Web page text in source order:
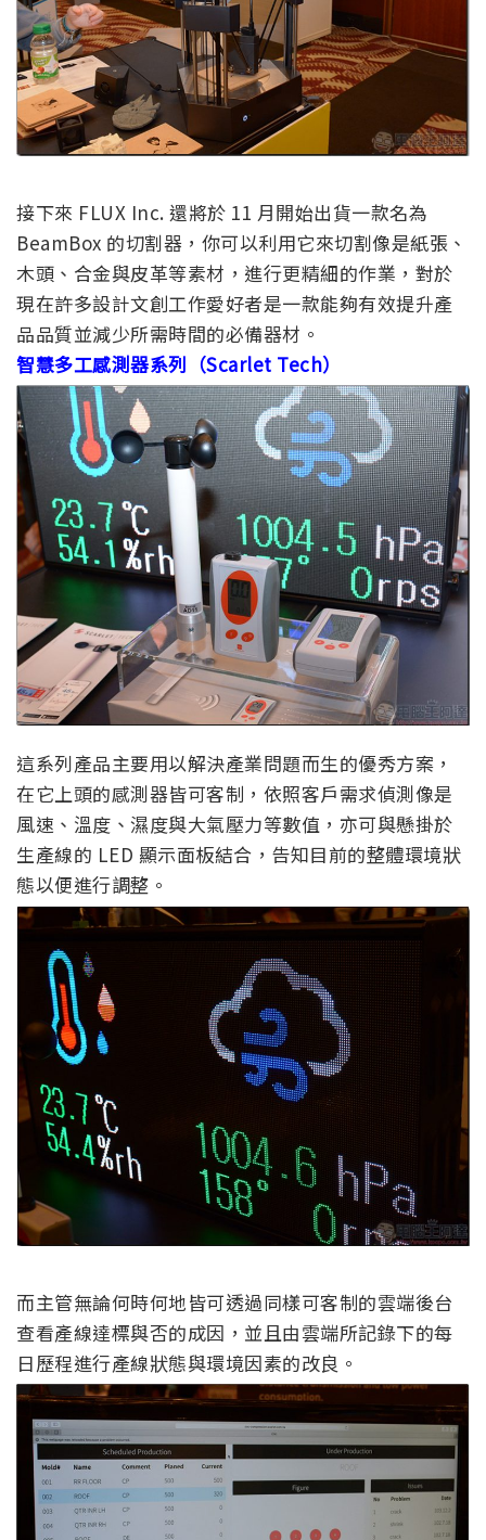
接下來 FLUX Inc. 還將於 11 月開始出貨一款名為
BeamBox 的切割器，你可以利用它來切割像是紙張、
木頭、合金與皮革等素材，進行更精細的作業，對於
現在許多設計文創工作愛好者是一款能夠有效提升產
品品質並減少所需時間的必備器材。
智慧多工感測器系列（Scarlet Tech）
這系列產品主要用以解決產業問題而生的優秀方案，
在它上頭的感測器皆可客制，依照客戶需求偵測像是
風速、溫度、濕度與大氣壓力等數值，亦可與懸掛於
生產線的 LED 顯示面板結合，告知目前的整體環境狀
態以便進行調整。
而主管無論何時何地皆可透過同樣可客制的雲端後台
查看產線達標與否的成因，並且由雲端所記錄下的每
日歷程進行產線狀態與環境因素的改良。